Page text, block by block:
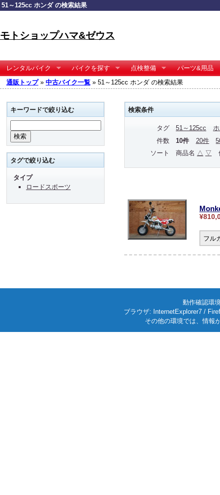
51～125cc ホンダ の検索結果
モトショップハマ&ゼウス
レンタルバイク バイクを探す 点検整備
パーツ&用品
通販トップ» 中古バイク一覧 » 51～125cc ホンダ の検索結果
検索条件
タグ 51～125cc
件数
10件 20件
ソート
商品名 △ ▽
フル
キーワードで絞り込む
タグで絞り込む
タイプ
ロードスポーツ
動作確認環
ブラウザ: InternetExplorer7 /
その他の環境では、情報